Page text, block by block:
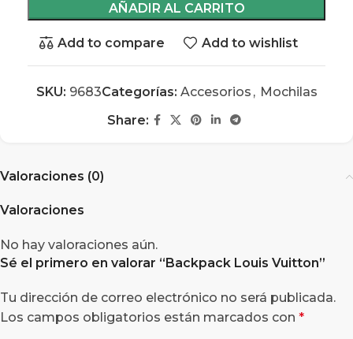
AÑADIR AL CARRITO
Add to compare Add to wishlist
SKU: 9683Categorías: Accesorios , Mochilas
Share:
Valoraciones (0)
Valoraciones
No hay valoraciones aún.
Sé el primero en valorar “ Backpack Louis Vuitton”
Tu dirección de correo electrónico no será publicada.
Los campos obligatorios están marcados con *